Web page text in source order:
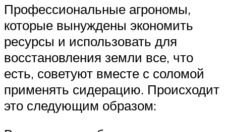
Профессиональные агрономы,
которые вынуждены экономить
ресурсы и использовать для
восстановления земли все, что
есть, советуют вместе с соломой
применять сидерацию. Происходит
это следующим образом: